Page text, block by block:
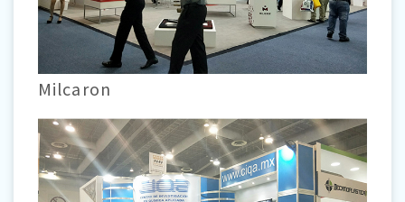
Milcaron